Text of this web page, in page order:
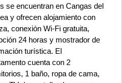
se encuentran en Cangas del
y ofrecen alojamiento con
conexión Wi-Fi gratuita,
24 horas y mostrador de
turística. El
cuenta con 2
1 baño, ropa de cama,